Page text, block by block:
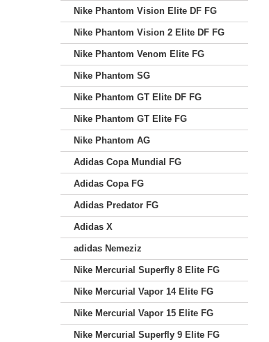
Nike Phantom Vision Elite DF FG
Nike Phantom Vision 2 Elite DF FG
Nike Phantom Venom Elite FG
Nike Phantom SG
Nike Phantom GT Elite DF FG
Nike Phantom GT Elite FG
Nike Phantom AG
Adidas Copa Mundial FG
Adidas Copa FG
Adidas Predator FG
Adidas X
adidas Nemeziz
Nike Mercurial Superfly 8 Elite FG
Nike Mercurial Vapor 14 Elite FG
Nike Mercurial Vapor 15 Elite FG
Nike Mercurial Superfly 9 Elite FG